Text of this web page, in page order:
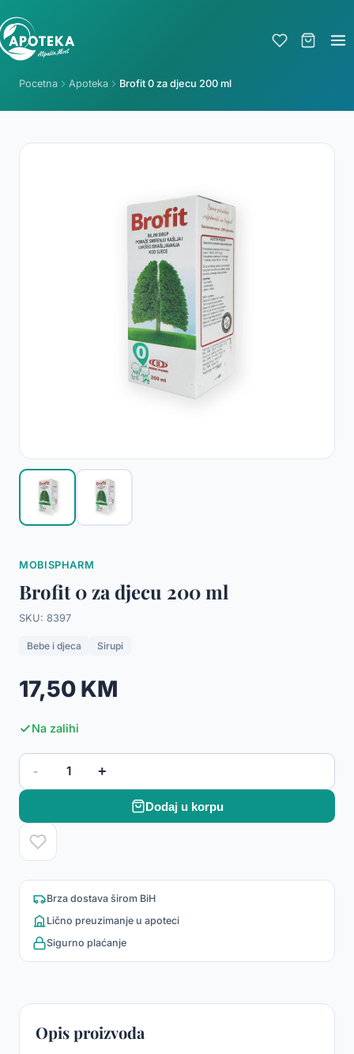
Pocetna Apoteka Brofit 0 za djecu 200 ml
MOBISPHARM
Brofit 0 za djecu 200 ml
SKU: 8397
Bebe i djeca Sirupi
17,50 KM
Na zalihi
- 1 +
Dodaj u korpu
Brza dostava širom BiH
Lično preuzimanje u apoteci
Sigurno plaćanje
Opis proizvoda